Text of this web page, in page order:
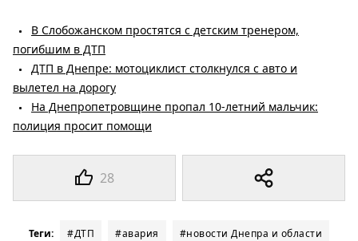
28
В Слобожанском простятся с детским тренером,
погибшим в ДТП
ДТП в Днепре: мотоциклист столкнулся с авто и
вылетел на дорогу
На Днепропетровщине пропал 10-летний мальчик:
полиция просит помощи
Теги: #ДТП #авария #новости Днепра и области